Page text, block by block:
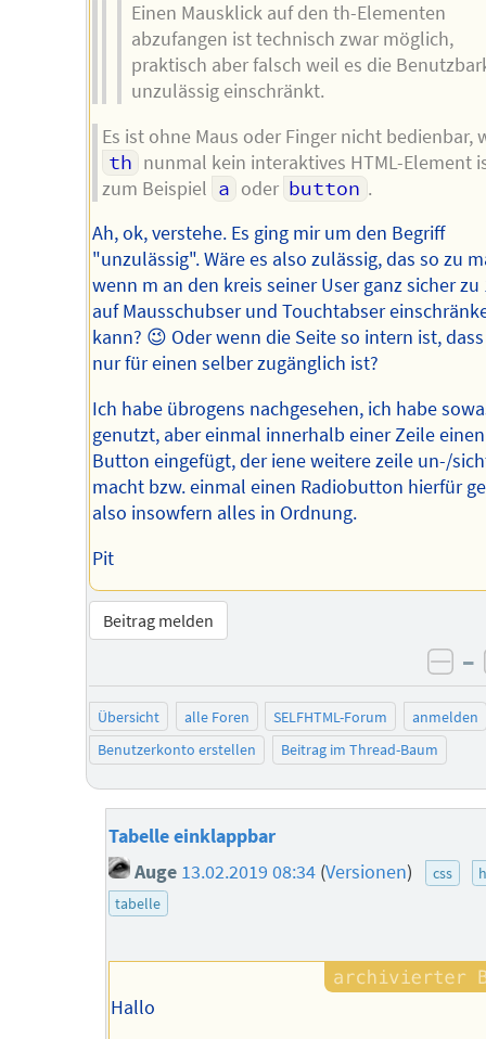
Einen Mausklick auf den th-Elementen
abzufangen ist technisch zwar möglich,
praktisch aber falsch weil es die
unzulässig einschränkt.
Es ist ohne Maus oder Finger nicht bedienbar,
th nunmal kein interaktives HTML-Element
zum Beispiel a oder button .
Ah, ok, verstehe. Es ging mir um den Begriff
"unzulässig". Wäre es also zulässig, das so zu
wenn m an den kreis seiner User ganz sicher zu
auf Mausschubser und Touchtabser
kann? 😉 Oder wenn die Seite so intern ist,
nur für einen selber zugänglich ist?
Ich habe übrogens nachgesehen, ich habe
genutzt, aber einmal innerhalb einer Zeile
Button eingefügt, der iene weitere zeile un-/
macht bzw. einmal einen Radiobutton hierfür
also insowfern alles in Ordnung.
Pit
Beitrag melden
–
Übersicht alle Foren SELFHTML-Forum
anmelden
Benutzerkonto erstellen
Beitrag im Thread-Baum
Tabelle einklappbar
Auge 13.02.2019 08:34 (Versionen) css
tabelle
Hallo